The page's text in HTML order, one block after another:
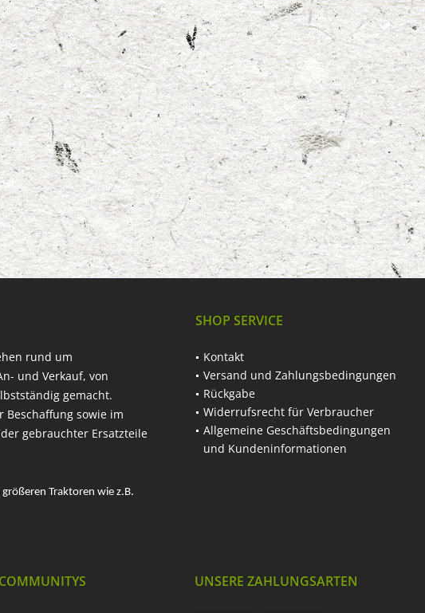
rund um
und Verkauf, von
gemacht.
sowie im
gebrauchter Ersatzteile
Traktoren wie z.B.
SHOP SERVICE
Kontakt
Versand und Zahlungsbedingungen
Rückgabe
Widerrufsrecht für Verbraucher
Allgemeine Geschäftsbedingungen
und Kundeninformationen
UNSERE ZAHLUNGSARTEN